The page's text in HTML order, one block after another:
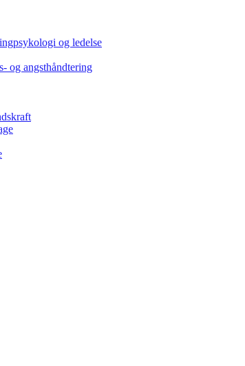
og ledelse
og angsthåndtering